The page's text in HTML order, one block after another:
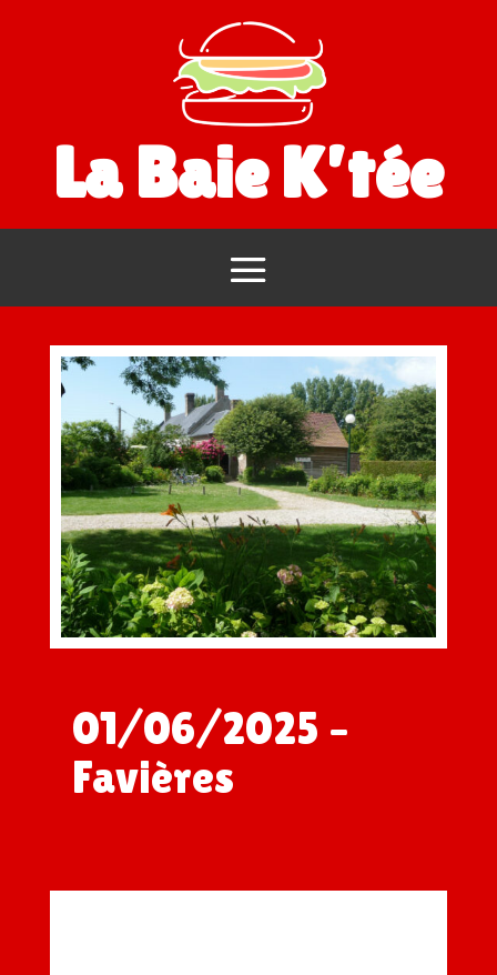
La Baie K’tée
01/06/2025 –
Favières